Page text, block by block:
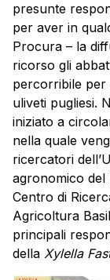
presunte
per aver in
Procura – la
ricorso gli
percorribile per
uliveti pugliesi.
iniziato a
nella quale
ricercatori
agronomico del
Centro di
Agricoltura
principali
della Xylella